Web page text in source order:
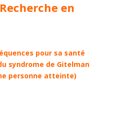
en
pour sa santé
syndrome de Gitelman
personne atteinte)